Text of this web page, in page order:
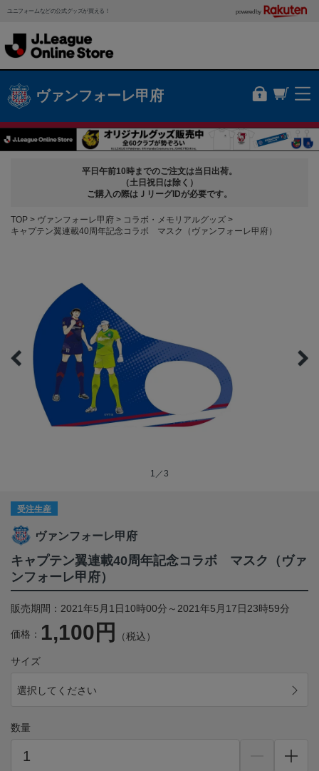
ユニフォームなどの公式グッズが買える！ powered by
ヴァンフォーレ甲府
平日午前10時までのご注文は当日出荷。
（土日祝日は除く）
ご購入の際はＪリーグIDが必要です。
TOP ヴァンフォーレ甲府
コラボ・メモリアルグッズ
キャプテン翼連載40周年記念コラボ マスク（ヴァンフォーレ甲府）
1／3
受注生産
ヴァンフォーレ甲府
キャプテン翼連載40周年記念コラボ マスク（ヴァ
ンフォーレ甲府）
販売期間：2021年5月1日10時00分～2021年5月17日23時59分
価格： 1,100円 （税込）
サイズ
選択してください
数量